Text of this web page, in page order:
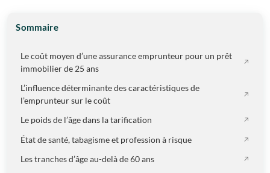
Sommaire
Le coût moyen d’une assurance emprunteur pour un prêt
immobilier de 25 ans
L’influence déterminante des caractéristiques de
l’emprunteur sur le coût
Le poids de l’âge dans la tarification
État de santé, tabagisme et profession à risque
Les tranches d’âge au-delà de 60 ans